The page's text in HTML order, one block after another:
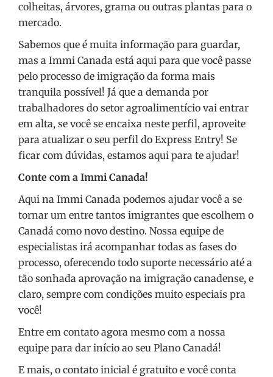
colheitas, árvores, grama ou outras plantas para o
mercado.
Sabemos que é muita informação para guardar,
mas a Immi Canada está aqui para que você passe
pelo processo de imigração da forma mais
tranquila possível! Já que a demanda por
trabalhadores do setor agroalimentício vai entrar
em alta, se você se encaixa neste perfil, aproveite
para atualizar o seu perfil do Express Entry! Se
ficar com dúvidas, estamos aqui para te ajudar!
Conte com a Immi Canada!
Aqui na Immi Canada podemos ajudar você a se
tornar um entre tantos imigrantes que escolhem o
Canadá como novo destino. Nossa equipe de
especialistas irá acompanhar todas as fases do
processo, oferecendo todo suporte necessário até a
tão sonhada aprovação na imigração canadense, e
claro, sempre com condições muito especiais pra
você!
Entre em contato agora mesmo com a nossa
equipe para dar início ao seu Plano Canadá!
E mais, o contato inicial é gratuito e você conta